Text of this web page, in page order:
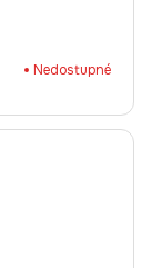
Nedostupné